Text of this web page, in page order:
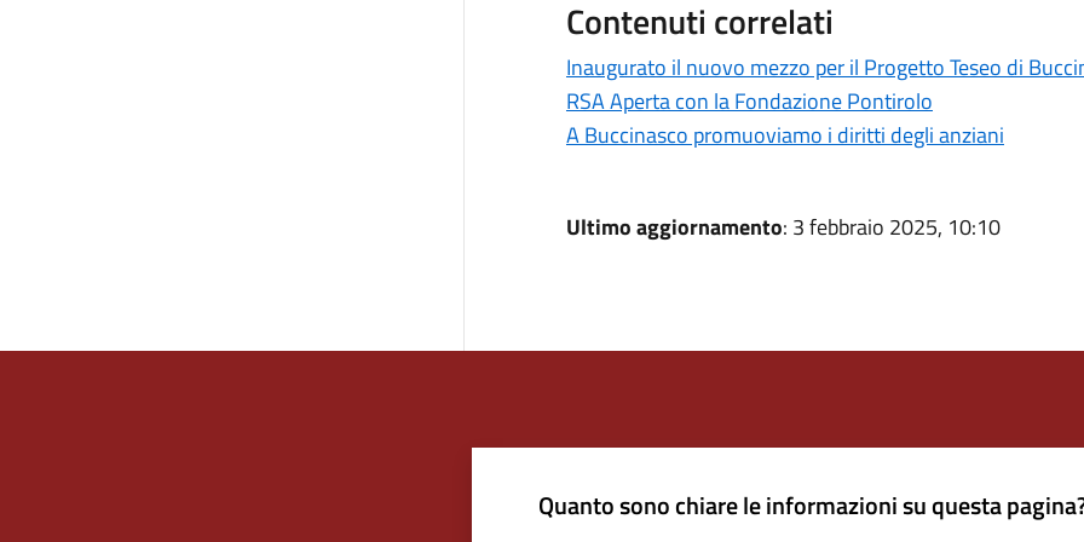
Contenuti correlati
Inaugurato il nuovo mezzo per il Progetto Teseo di
RSA Aperta con la Fondazione Pontirolo
A Buccinasco promuoviamo i diritti degli anziani
Ultimo aggiornamento: 3 febbraio 2025, 10:10
Quanto sono chiare le informazioni su questa